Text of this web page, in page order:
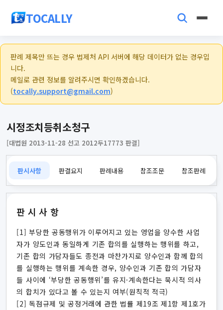
TOCALLY
판례 제목만 뜨는 경우 법제처 API 서버에 해당 데이터가 없는 경우입
니다.
메일로 관련 정보를 알려주시면 확인하겠습니다.
(tocally.support@gmail.com)
시정조치등취소청구
[대법원 2013-11-28 선고 2012두17773 판결]
판시사항 판결요지 판례내용 참조조문 참조판례
판시사항
[1] 부당한 공동행위가 이루어지고 있는 영업을 양수한 사업
자가 양도인과 동일하게 기존 합의를 실행하는 행위를 하고,
기존 합의 가담자들도 종전과 마찬가지로 양수인과 함께 합의
를 실행하는 행위를 계속한 경우, 양수인과 기존 합의 가담자
들 사이에 ‘부당한 공동행위’를 유지·계속한다는 묵시적 의사
의 합치가 있다고 볼 수 있는지 여부(원칙적 적극)
[2] 독점규제 및 공정거래에 관한 법률 제19조 제1항 제1호가